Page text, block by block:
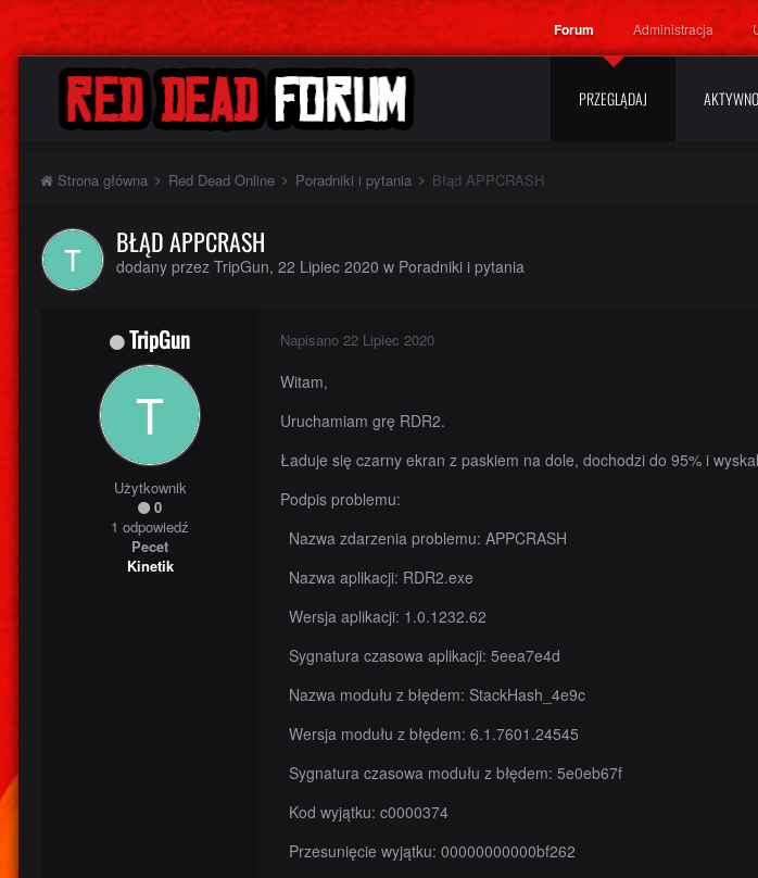
PRZEGLĄDAJ
Forum Administracja
Strona główna Red Dead Online Poradniki i pytania Błąd APPCRASH
BŁĄD APPCRASH
dodany przez TripGun, 22 Lipiec 2020 w Poradniki i pytania
TripGun
Użytkownik
0
1 odpowiedź
Pecet
Kinetik
Napisano 22 Lipiec 2020
Witam,
Uruchamiam grę RDR2.
Ładuje się czarny ekran z paskiem na dole, dochodzi do 95% i
Podpis problemu:
Nazwa zdarzenia problemu: APPCRASH
Nazwa aplikacji: RDR2.exe
Wersja aplikacji: 1.0.1232.62
Sygnatura czasowa aplikacji: 5eea7e4d
Nazwa modułu z błędem: StackHash_4e9c
Wersja modułu z błędem: 6.1.7601.24545
Sygnatura czasowa modułu z błędem: 5e0eb67f
Kod wyjątku: c0000374
Przesunięcie wyjątku: 00000000000bf262